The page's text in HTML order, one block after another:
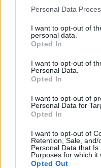
Please note that this
not limited to your visit or
grant or deny consent to
use your data for below
consent section.
Personal Data
I want to opt-out of
personal data.
Opted In
I want to opt-out of
Personal Data.
Opted In
I want to opt-out of
Personal Data for
Opted In
I want to opt-out of
Retention, Sale,
Personal Data that
Purposes for which it
Opted Out
Népszerű